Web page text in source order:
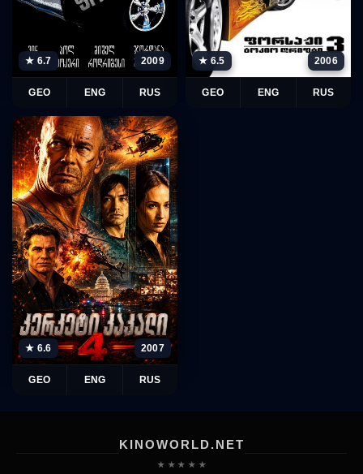
★ 6.7 2009
GEO ENG RUS
★ 6.5 2006
GEO ENG RUS
★ 6.6 2007
GEO ENG RUS
KINOWORLD.NET
★ ★ ★ ★ ★